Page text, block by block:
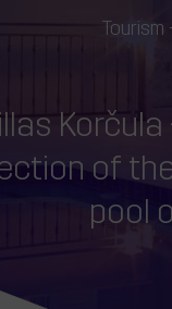
of
pool